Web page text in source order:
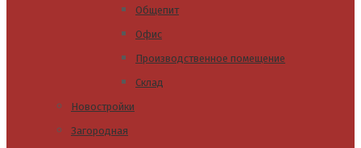
Общепит
Офис
Производственное помещение
Склад
Новостройки
Загородная